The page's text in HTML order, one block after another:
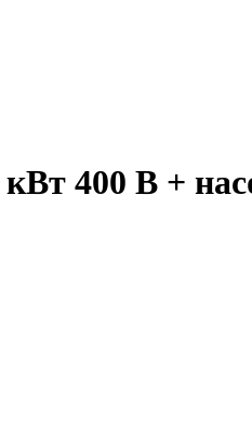
400 В +